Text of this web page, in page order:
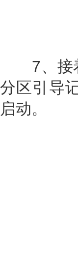
7、接着
分区引导
启动。